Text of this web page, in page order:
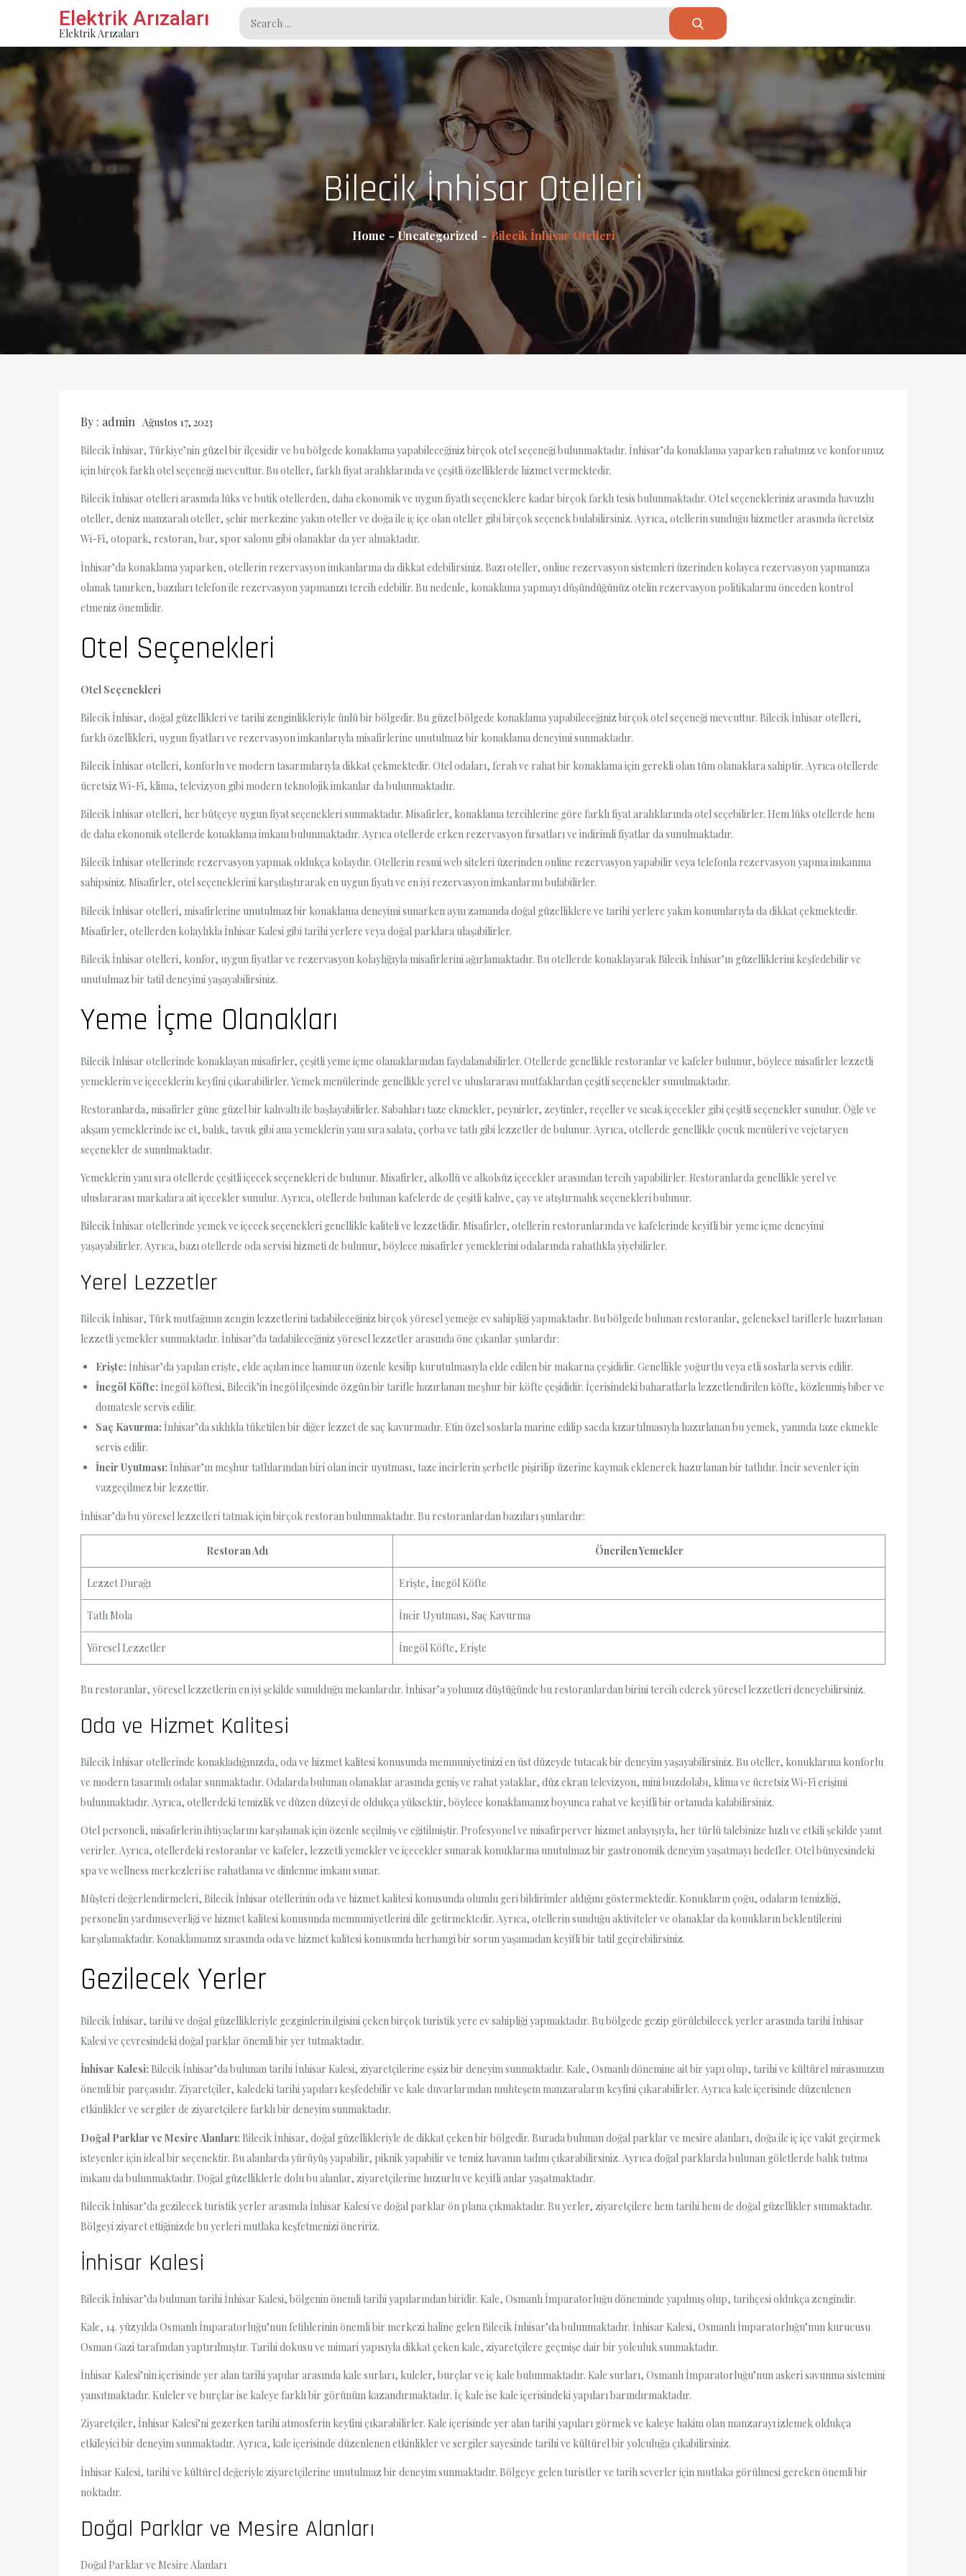
content
Elektrik Arızaları
Elektrik Arızaları
Search
for:
Bilecik İnhisar Otelleri
Home Uncategorized Bilecik İnhisar Otelleri
By : admin Ağustos 17, 2023
Bilecik İnhisar, Türkiye’nin güzel bir ilçesidir ve bu bölgede konaklama yapabileceğiniz birçok otel seçeneği bulunmaktadır. İnhisar’da konaklama yaparken rahatınız ve konforunuz
için birçok farklı otel seçeneği mevcuttur. Bu oteller, farklı fiyat aralıklarında ve çeşitli özelliklerde hizmet vermektedir.
Bilecik İnhisar otelleri arasında lüks ve butik otellerden, daha ekonomik ve uygun fiyatlı seçeneklere kadar birçok farklı tesis bulunmaktadır. Otel seçenekleriniz arasında havuzlu
oteller, deniz manzaralı oteller, şehir merkezine yakın oteller ve doğa ile iç içe olan oteller gibi birçok seçenek bulabilirsiniz. Ayrıca, otellerin sunduğu hizmetler arasında ücretsiz
Wi-Fi, otopark, restoran, bar, spor salonu gibi olanaklar da yer almaktadır.
İnhisar’da konaklama yaparken, otellerin rezervasyon imkanlarına da dikkat edebilirsiniz. Bazı oteller, online rezervasyon sistemleri üzerinden kolayca rezervasyon yapmanıza
olanak tanırken, bazıları telefon ile rezervasyon yapmanızı tercih edebilir. Bu nedenle, konaklama yapmayı düşündüğünüz otelin rezervasyon politikalarını önceden kontrol
etmeniz önemlidir.
Otel Seçenekleri
Otel Seçenekleri
Bilecik İnhisar, doğal güzellikleri ve tarihi zenginlikleriyle ünlü bir bölgedir. Bu güzel bölgede konaklama yapabileceğiniz birçok otel seçeneği mevcuttur. Bilecik İnhisar otelleri,
farklı özellikleri, uygun fiyatları ve rezervasyon imkanlarıyla misafirlerine unutulmaz bir konaklama deneyimi sunmaktadır.
Bilecik İnhisar otelleri, konforlu ve modern tasarımlarıyla dikkat çekmektedir. Otel odaları, ferah ve rahat bir konaklama için gerekli olan tüm olanaklara sahiptir. Ayrıca otellerde
ücretsiz Wi-Fi, klima, televizyon gibi modern teknolojik imkanlar da bulunmaktadır.
Bilecik İnhisar otelleri, her bütçeye uygun fiyat seçenekleri sunmaktadır. Misafirler, konaklama tercihlerine göre farklı fiyat aralıklarında otel seçebilirler. Hem lüks otellerde hem
de daha ekonomik otellerde konaklama imkanı bulunmaktadır. Ayrıca otellerde erken rezervasyon fırsatları ve indirimli fiyatlar da sunulmaktadır.
Bilecik İnhisar otellerinde rezervasyon yapmak oldukça kolaydır. Otellerin resmi web siteleri üzerinden online rezervasyon yapabilir veya telefonla rezervasyon yapma imkanına
sahipsiniz. Misafirler, otel seçeneklerini karşılaştırarak en uygun fiyatı ve en iyi rezervasyon imkanlarını bulabilirler.
Bilecik İnhisar otelleri, misafirlerine unutulmaz bir konaklama deneyimi sunarken aynı zamanda doğal güzelliklere ve tarihi yerlere yakın konumlarıyla da dikkat çekmektedir.
Misafirler, otellerden kolaylıkla İnhisar Kalesi gibi tarihi yerlere veya doğal parklara ulaşabilirler.
Bilecik İnhisar otelleri, konfor, uygun fiyatlar ve rezervasyon kolaylığıyla misafirlerini ağırlamaktadır. Bu otellerde konaklayarak Bilecik İnhisar’ın güzelliklerini keşfedebilir ve
unutulmaz bir tatil deneyimi yaşayabilirsiniz.
Yeme İçme Olanakları
Bilecik İnhisar otellerinde konaklayan misafirler, çeşitli yeme içme olanaklarından faydalanabilirler. Otellerde genellikle restoranlar ve kafeler bulunur, böylece misafirler lezzetli
yemeklerin ve içeceklerin keyfini çıkarabilirler. Yemek menülerinde genellikle yerel ve uluslararası mutfaklardan çeşitli seçenekler sunulmaktadır.
Restoranlarda, misafirler güne güzel bir kahvaltı ile başlayabilirler. Sabahları taze ekmekler, peynirler, zeytinler, reçeller ve sıcak içecekler gibi çeşitli seçenekler sunulur. Öğle ve
akşam yemeklerinde ise et, balık, tavuk gibi ana yemeklerin yanı sıra salata, çorba ve tatlı gibi lezzetler de bulunur. Ayrıca, otellerde genellikle çocuk menüleri ve vejetaryen
seçenekler de sunulmaktadır.
Yemeklerin yanı sıra otellerde çeşitli içecek seçenekleri de bulunur. Misafirler, alkollü ve alkolsüz içecekler arasından tercih yapabilirler. Restoranlarda genellikle yerel ve
uluslararası markalara ait içecekler sunulur. Ayrıca, otellerde bulunan kafelerde de çeşitli kahve, çay ve atıştırmalık seçenekleri bulunur.
Bilecik İnhisar otellerinde yemek ve içecek seçenekleri genellikle kaliteli ve lezzetlidir. Misafirler, otellerin restoranlarında ve kafelerinde keyifli bir yeme içme deneyimi
yaşayabilirler. Ayrıca, bazı otellerde oda servisi hizmeti de bulunur, böylece misafirler yemeklerini odalarında rahatlıkla yiyebilirler.
Yerel Lezzetler
Bilecik İnhisar, Türk mutfağının zengin lezzetlerini tadabileceğiniz birçok yöresel yemeğe ev sahipliği yapmaktadır. Bu bölgede bulunan restoranlar, geleneksel tariflerle hazırlanan
lezzetli yemekler sunmaktadır. İnhisar’da tadabileceğiniz yöresel lezzetler arasında öne çıkanlar şunlardır:
Erişte: İnhisar’da yapılan erişte, elde açılan ince hamurun özenle kesilip kurutulmasıyla elde edilen bir makarna çeşididir. Genellikle yoğurtlu veya etli soslarla servis edilir.
İnegöl Köfte: İnegöl köftesi, Bilecik’in İnegöl ilçesinde özgün bir tarifle hazırlanan meşhur bir köfte çeşididir. İçerisindeki baharatlarla lezzetlendirilen köfte, közlenmiş biber ve
domatesle servis edilir.
Saç Kavurma: İnhisar’da sıklıkla tüketilen bir diğer lezzet de saç kavurmadır. Etin özel soslarla marine edilip sacda kızartılmasıyla hazırlanan bu yemek, yanında taze ekmekle
servis edilir.
İncir Uyutması: İnhisar’ın meşhur tatlılarından biri olan incir uyutması, taze incirlerin şerbetle pişirilip üzerine kaymak eklenerek hazırlanan bir tatlıdır. İncir sevenler için
vazgeçilmez bir lezzettir.
İnhisar’da bu yöresel lezzetleri tatmak için birçok restoran bulunmaktadır. Bu restoranlardan bazıları şunlardır:
Restoran Adı Önerilen Yemekler
Lezzet Durağı Erişte, İnegöl Köfte
Tatlı Mola İncir Uyutması, Saç Kavurma
Yöresel Lezzetler İnegöl Köfte, Erişte
Bu restoranlar, yöresel lezzetlerin en iyi şekilde sunulduğu mekanlardır. İnhisar’a yolunuz düştüğünde bu restoranlardan birini tercih ederek yöresel lezzetleri deneyebilirsiniz.
Oda ve Hizmet Kalitesi
Bilecik İnhisar otellerinde konakladığınızda, oda ve hizmet kalitesi konusunda memnuniyetinizi en üst düzeyde tutacak bir deneyim yaşayabilirsiniz. Bu oteller, konuklarına konforlu
ve modern tasarımlı odalar sunmaktadır. Odalarda bulunan olanaklar arasında geniş ve rahat yataklar, düz ekran televizyon, mini buzdolabı, klima ve ücretsiz Wi-Fi erişimi
bulunmaktadır. Ayrıca, otellerdeki temizlik ve düzen düzeyi de oldukça yüksektir, böylece konaklamanız boyunca rahat ve keyifli bir ortamda kalabilirsiniz.
Otel personeli, misafirlerin ihtiyaçlarını karşılamak için özenle seçilmiş ve eğitilmiştir. Profesyonel ve misafirperver hizmet anlayışıyla, her türlü talebinize hızlı ve etkili şekilde yanıt
verirler. Ayrıca, otellerdeki restoranlar ve kafeler, lezzetli yemekler ve içecekler sunarak konuklarına unutulmaz bir gastronomik deneyim yaşatmayı hedefler. Otel bünyesindeki
spa ve wellness merkezleri ise rahatlama ve dinlenme imkanı sunar.
Müşteri değerlendirmeleri, Bilecik İnhisar otellerinin oda ve hizmet kalitesi konusunda olumlu geri bildirimler aldığını göstermektedir. Konukların çoğu, odaların temizliği,
personelin yardımseverliği ve hizmet kalitesi konusunda memnuniyetlerini dile getirmektedir. Ayrıca, otellerin sunduğu aktiviteler ve olanaklar da konukların beklentilerini
karşılamaktadır. Konaklamanız sırasında oda ve hizmet kalitesi konusunda herhangi bir sorun yaşamadan keyifli bir tatil geçirebilirsiniz.
Gezilecek Yerler
Bilecik İnhisar, tarihi ve doğal güzellikleriyle gezginlerin ilgisini çeken birçok turistik yere ev sahipliği yapmaktadır. Bu bölgede gezip görülebilecek yerler arasında tarihi İnhisar
Kalesi ve çevresindeki doğal parklar önemli bir yer tutmaktadır.
İnhisar Kalesi: Bilecik İnhisar’da bulunan tarihi İnhisar Kalesi, ziyaretçilerine eşsiz bir deneyim sunmaktadır. Kale, Osmanlı dönemine ait bir yapı olup, tarihi ve kültürel mirasımızın
önemli bir parçasıdır. Ziyaretçiler, kaledeki tarihi yapıları keşfedebilir ve kale duvarlarından muhteşem manzaraların keyfini çıkarabilirler. Ayrıca kale içerisinde düzenlenen
etkinlikler ve sergiler de ziyaretçilere farklı bir deneyim sunmaktadır.
Doğal Parklar ve Mesire Alanları: Bilecik İnhisar, doğal güzellikleriyle de dikkat çeken bir bölgedir. Burada bulunan doğal parklar ve mesire alanları, doğa ile iç içe vakit geçirmek
isteyenler için ideal bir seçenektir. Bu alanlarda yürüyüş yapabilir, piknik yapabilir ve temiz havanın tadını çıkarabilirsiniz. Ayrıca doğal parklarda bulunan göletlerde balık tutma
imkanı da bulunmaktadır. Doğal güzelliklerle dolu bu alanlar, ziyaretçilerine huzurlu ve keyifli anlar yaşatmaktadır.
Bilecik İnhisar’da gezilecek turistik yerler arasında İnhisar Kalesi ve doğal parklar ön plana çıkmaktadır. Bu yerler, ziyaretçilere hem tarihi hem de doğal güzellikler sunmaktadır.
Bölgeyi ziyaret ettiğinizde bu yerleri mutlaka keşfetmenizi öneririz.
İnhisar Kalesi
Bilecik İnhisar’da bulunan tarihi İnhisar Kalesi, bölgenin önemli tarihi yapılarından biridir. Kale, Osmanlı İmparatorluğu döneminde yapılmış olup, tarihçesi oldukça zengindir.
Kale, 14. yüzyılda Osmanlı İmparatorluğu’nun fetihlerinin önemli bir merkezi haline gelen Bilecik İnhisar’da bulunmaktadır. İnhisar Kalesi, Osmanlı İmparatorluğu’nun kurucusu
Osman Gazi tarafından yaptırılmıştır. Tarihi dokusu ve mimari yapısıyla dikkat çeken kale, ziyaretçilere geçmişe dair bir yolculuk sunmaktadır.
İnhisar Kalesi’nin içerisinde yer alan tarihi yapılar arasında kale surları, kuleler, burçlar ve iç kale bulunmaktadır. Kale surları, Osmanlı İmparatorluğu’nun askeri savunma sistemini
yansıtmaktadır. Kuleler ve burçlar ise kaleye farklı bir görünüm kazandırmaktadır. İç kale ise kale içerisindeki yapıları barındırmaktadır.
Ziyaretçiler, İnhisar Kalesi’ni gezerken tarihi atmosferin keyfini çıkarabilirler. Kale içerisinde yer alan tarihi yapıları görmek ve kaleye hakim olan manzarayı izlemek oldukça
etkileyici bir deneyim sunmaktadır. Ayrıca, kale içerisinde düzenlenen etkinlikler ve sergiler sayesinde tarihi ve kültürel bir yolculuğa çıkabilirsiniz.
İnhisar Kalesi, tarihi ve kültürel değeriyle ziyaretçilerine unutulmaz bir deneyim sunmaktadır. Bölgeye gelen turistler ve tarih severler için mutlaka görülmesi gereken önemli bir
noktadır.
Doğal Parklar ve Mesire Alanları
Doğal Parklar ve Mesire Alanları